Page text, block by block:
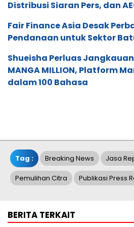
Distribusi Siaran Pers, dan
Fair Finance Asia Desak
Pendanaan untuk Sektor
Shueisha Perluas
MANGA MILLION, Platform
dalam 100 Bahasa
Tag : Breaking News Jasa
Pemulihan Citra Publikasi Press
BERITA TERKAIT